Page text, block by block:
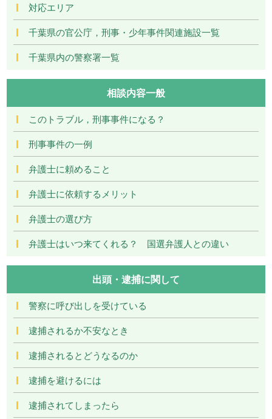
対応エリア
千葉県の官公庁，刑事・少年事件関連施設一覧
千葉県内の警察署一覧
相談内容一般
このトラブル，刑事事件になる？
刑事事件の一例
弁護士に頼めること
弁護士に依頼するメリット
弁護士の選び方
弁護士はいつ来てくれる？ 国選弁護人との違い
出頭・逮捕に関して
警察に呼び出しを受けている
逮捕されるか不安なとき
逮捕されるとどうなるのか
逮捕を避けるには
逮捕されてしまったら